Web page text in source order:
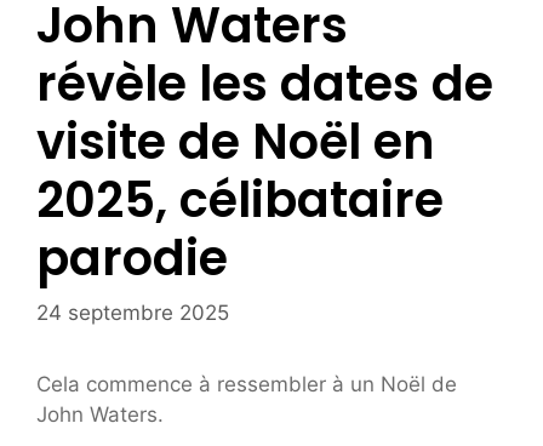
John Waters
révèle les dates de
visite de Noël en
2025, célibataire
parodie
24 septembre 2025
Cela commence à ressembler à un Noël de
John Waters.